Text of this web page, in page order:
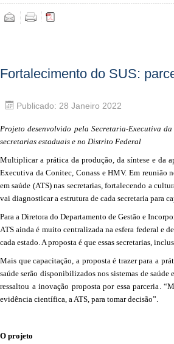
Fortalecimento do SUS:
Publicado: 28 Janeiro 2022
Projeto desenvolvido pela Secretaria-Executiva
secretarias estaduais e no Distrito Federal
Multiplicar a prática da produção, da síntese e da
Executiva da Conitec, Conass e HMV. Em reunião
em saúde (ATS) nas secretarias, fortalecendo a
vai diagnosticar a estrutura de cada secretaria para
Para a Diretora do Departamento de Gestão e
ATS ainda é muito centralizada na esfera federal e
cada estado. A proposta é que essas secretarias,
Mais que capacitação, a proposta é trazer para a
saúde serão disponibilizados nos sistemas de
ressaltou a inovação proposta por essa parceria.
evidência científica, a ATS, para tomar decisão”.
O projeto